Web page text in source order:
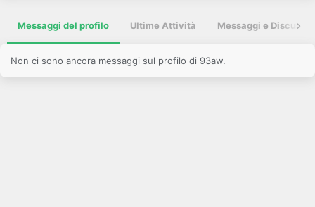
Messaggi del profilo Ultime Attività Messaggi e
Non ci sono ancora messaggi sul profilo di 93aw.